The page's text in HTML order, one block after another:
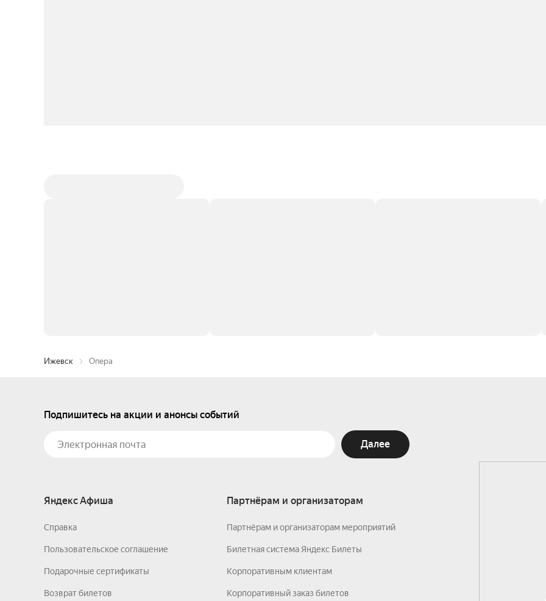
Ижевск Опера
Подпишитесь на акции и анонсы событий
Далее
Яндекс Афиша
Справка
Пользовательское соглашение
Подарочные сертификаты
Возврат билетов
Партнёрам и организаторам
Партнёрам и организаторам мероприятий
Билетная система Яндекс Билеты
Корпоративным клиентам
Корпоративный заказ билетов